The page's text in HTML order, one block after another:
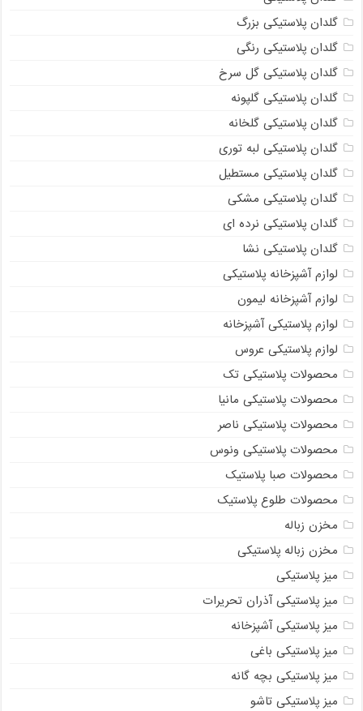
گلدان پلاستیکی بزرگ
گلدان پلاستیکی رنگی
گلدان پلاستیکی گل سرخ
گلدان پلاستیکی گلپونه
گلدان پلاستیکی گلخانه
گلدان پلاستیکی لبه توری
گلدان پلاستیکی مستطیل
گلدان پلاستیکی مشکی
گلدان پلاستیکی نرده ای
گلدان پلاستیکی نشا
لوازم آشپزخانه پلاستیکی
لوازم آشپزخانه لیمون
لوازم پلاستیکی آشپزخانه
لوازم پلاستیکی عروس
محصولات پلاستیکی تک
محصولات پلاستیکی مانیا
محصولات پلاستیکی ناصر
محصولات پلاستیکی ونوس
محصولات صبا پلاستیک
محصولات طلوع پلاستیک
مخزن زباله
مخزن زباله پلاستیکی
میز پلاستیکی
میز پلاستیکی آذران تحریرات
میز پلاستیکی آشپزخانه
میز پلاستیکی باغی
میز پلاستیکی بچه گانه
میز پلاستیکی تاشو